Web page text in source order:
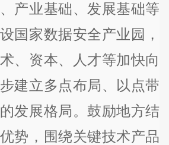
产业基础、发展基础等
国家数据安全产业园，
、资本、人才等加快向
建立多点布局、以点带
发展格局。鼓励地方结
势，围绕关键技术产品